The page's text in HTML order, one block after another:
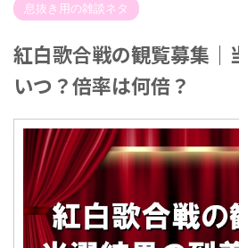
息抜き用の雑談ネタ
紅白歌合戦の観覧募集｜
いつ？倍率は何倍？